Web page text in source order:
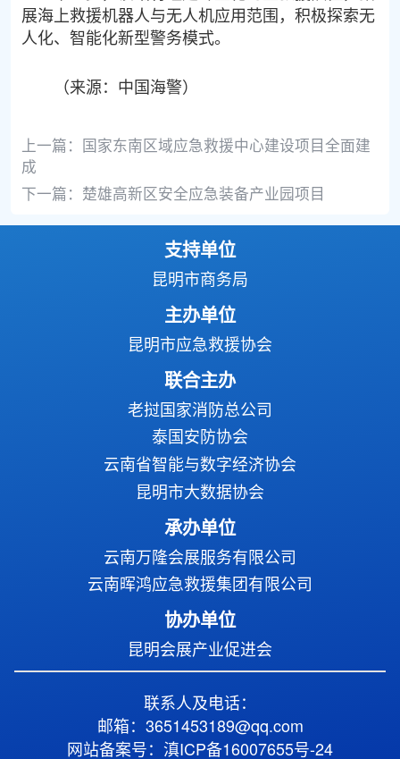
展海上救援机器人与无人机应用范围，积极探索无
人化、智能化新型警务模式。
（来源：中国海警）
上一篇： 国家东南区域应急救援中心建设项目全面建
成
下一篇： 楚雄高新区安全应急装备产业园项目
支持单位
昆明市商务局
主办单位
昆明市应急救援协会
联合主办
老挝国家消防总公司
泰国安防协会
云南省智能与数字经济协会
昆明市大数据协会
承办单位
云南万隆会展服务有限公司
云南晖鸿应急救援集团有限公司
协办单位
昆明会展产业促进会
联系人及电话：
邮箱：3651453189@qq.com
网站备案号：滇ICP备16007655号-24